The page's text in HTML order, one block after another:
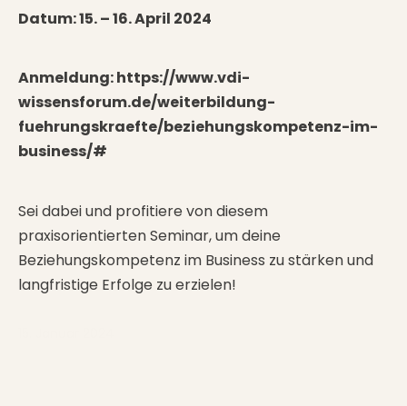
Datum: 15. – 16. April 2024
Anmeldung:https://www.vdi-
wissensforum.de/weiterbildung-
fuehrungskraefte/beziehungskompetenz-im-
business/#
Sei dabei und profitiere von diesem
praxisorientierten Seminar, um deine
Beziehungskompetenz im Business zu stärken und
langfristige Erfolge zu erzielen!